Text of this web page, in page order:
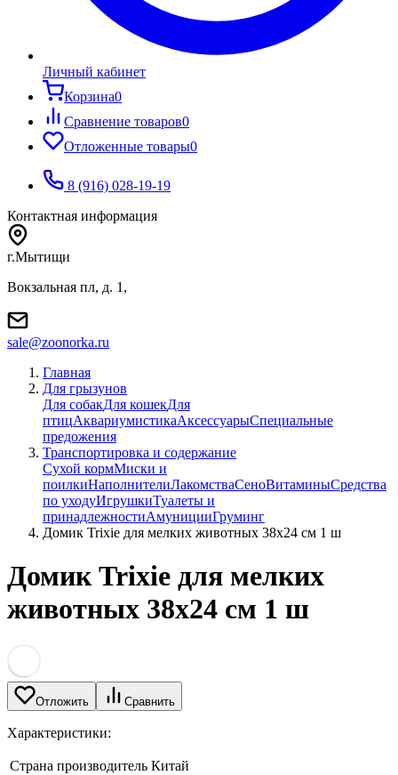
Личный кабинет
Корзина0
Сравнение товаров0
Отложенные товары0
8 (916) 028-19-19
Контактная информация
г.Мытищи
Вокзальная пл, д. 1,
sale@zoonorka.ru
Главная
Для грызунов
Для собакДля кошекДля
птицАквариумистикаАксессуарыСпециальные
предожения
Транспортировка и содержание
Сухой кормМиски и
поилкиНаполнителиЛакомстваСеноВитаминыСредства
по уходуИгрушкиТуалеты и
принадлежностиАмуницииГруминг
Домик Trixie для мелких животных 38x24 см 1 ш
Домик Trixie для мелких
животных 38x24 см 1 ш
Отложить Сравнить
Характеристики:
Страна производитель Китай